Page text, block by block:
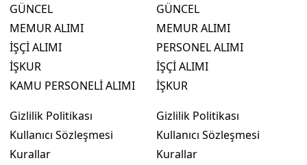
GÜNCEL
MEMUR ALIMI
İŞÇİ ALIMI
İŞKUR
KAMU PERSONELİ ALIMI
GÜNCEL
MEMUR ALIMI
PERSONEL ALIMI
İŞÇİ ALIMI
İŞKUR
Gizlilik Politikası
Kullanıcı Sözleşmesi
Kurallar
Gizlilik Politikası
Kullanıcı Sözleşmesi
Kurallar